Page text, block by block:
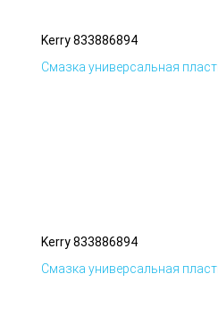
Kerry 833886894
Смазка универсальная
Kerry 833886894
Смазка универсальная